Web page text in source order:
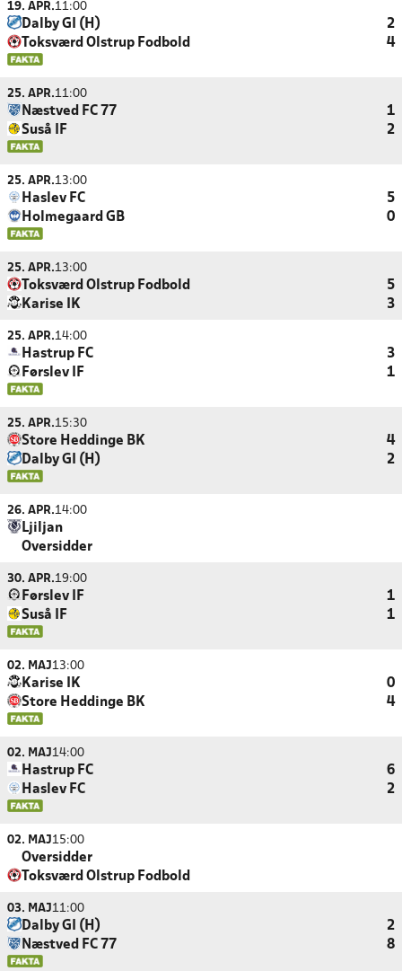
19. APR.11:00
Dalby GI (H)
2
Toksværd Olstrup Fodbold
4
25. APR.11:00
Næstved FC 77
1
Suså IF
2
25. APR.13:00
Haslev FC
5
Holmegaard GB
0
25. APR.13:00
Toksværd Olstrup Fodbold
5
Karise IK
3
25. APR.14:00
Hastrup FC
3
Førslev IF
1
25. APR.15:30
Store Heddinge BK
4
Dalby GI (H)
2
26. APR.14:00
Ljiljan
Oversidder
30. APR.19:00
Førslev IF
1
Suså IF
1
02. MAJ13:00
Karise IK
0
Store Heddinge BK
4
02. MAJ14:00
Hastrup FC
6
Haslev FC
2
02. MAJ15:00
Oversidder
Toksværd Olstrup Fodbold
03. MAJ11:00
Dalby GI (H)
2
Næstved FC 77
8